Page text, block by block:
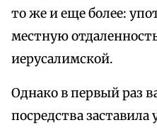
то же и еще более:
местную
иерусалимской.
Однако в первый раз
посредства